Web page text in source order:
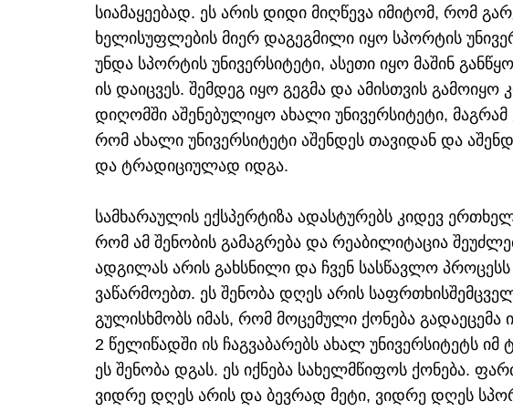
სიამაყეებად. ეს არის დიდი მიღწევა იმიტომ, რომ
ხელისუფლების მიერ დაგეგმილი იყო სპორტის
უნდა სპორტის უნივერსიტეტი, ასეთი იყო მაშინ
ის დაიცვეს. შემდეგ იყო გეგმა და ამისთვის გამოიყო
დიღომში აშენებულიყო ახალი უნივერსიტეტი,
რომ ახალი უნივერსიტეტი აშენდეს თავიდან და
და ტრადიციულად იდგა.
სამხარაულის ექსპერტიზა ადასტურებს კიდევ
რომ ამ შენობის გამაგრება და რეაბილიტაცია
ადგილას არის გახსნილი და ჩვენ სასწავლო პროცესს
ვაწარმოებთ. ეს შენობა დღეს არის
გულისხმობს იმას, რომ მოცემული ქონება
2 წელიწადში ის ჩაგვაბარებს ახალ უნივერსიტეტს
ეს შენობა დგას. ეს იქნება სახელმწიფოს ქონება.
ვიდრე დღეს არის და ბევრად მეტი, ვიდრე დღეს